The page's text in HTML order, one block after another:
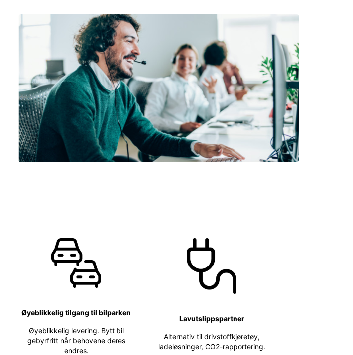
Øyeblikkelig tilgang til bilparken
Øyeblikkelig levering. Bytt bil
gebyrfritt når behovene deres
endres.
Lavutslippspartner
Alternativ til drivstoffkjøretøy,
ladeløsninger, CO2-rapportering.